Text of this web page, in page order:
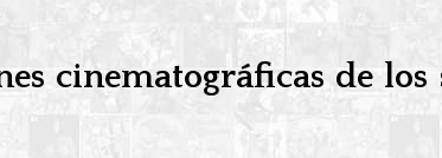
cinematográficas de los